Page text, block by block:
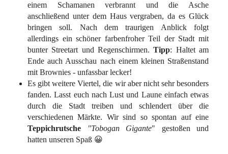
einem Schamanen verbrannt und die Asche
anschließend unter dem Haus vergraben, da es Glück
bringen soll. Nach dem traurigen Anblick folgt
allerdings ein schöner farbenfroher Teil der Stadt mit
bunter Streetart und Regenschirmen.Tipp: Haltet am
Ende auch Ausschau nach einem kleinen Straßenstand
mit Brownies - unfassbar lecker!
Es gibt weitere Viertel, die wir aber nicht sehr besonders
fanden. Lasst euch nach Lust und Laune einfach etwas
durch die Stadt treiben und schlendert über die
verschiedenen Märkte. Wir sind so spontan auf eine
Teppichrutsche
"Tobogan Gigante" gestoßen und
hatten unseren Spaß 😀